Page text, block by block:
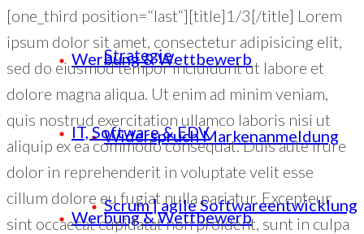
Strategie
Widerspruch Markenanmeldung
Werbung & Wettbewerb
Werbung & Wettbewerb
IT, Software & EDV
Scrum | agile Softwareentwicklung
[one_third position=“last“][title]1/3[/title] Lorem
ipsum dolor sit amet, consectetur adipisicing elit,
sed do eiusmod tempor incididunt ut labore et
dolore magna aliqua. Ut enim ad minim veniam,
quis nostrud exercitation ullamco laboris nisi ut
aliquip ex ea commodo consequat. Duis aute irure
dolor in reprehenderit in voluptate velit esse
cillum dolore eu fugiat nulla pariatur. Excepteur
sint occaecat cupidatat non proident, sunt in culpa